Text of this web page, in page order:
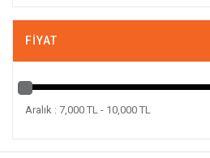
FIYAT
Aralık : 7,000 TL - 10,000 TL